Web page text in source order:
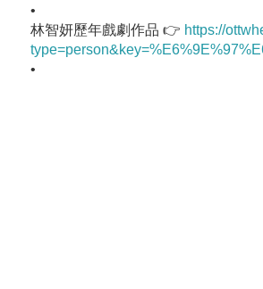
•
林智妍歷年戲劇作品 👉 https://
•